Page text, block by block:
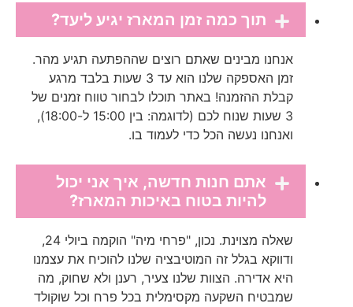
תוך כמה זמן המארז יגיע ליעד?
אנחנו מבינים שאתם רוצים שההפתעה תגיע מהר.
זמן האספקה שלנו הוא עד 3 שעות בלבד מרגע
קבלת ההזמנה! באתר תוכלו לבחור טווח זמנים של
3 שעות שנוח לכם (לדוגמה: בין 15:00 ל-18:00),
ואנחנו נעשה הכל כדי לעמוד בו.
אתם חנות חדשה, איך אני יכול
להיות בטוח באיכות המארז?
שאלה מצוינת. נכון, "פרחי מיה" הוקמה ביולי 24,
ודווקא בגלל זה המוטיבציה שלנו להוכיח את עצמנו
היא אדירה. הצוות שלנו צעיר, רענן ולא שחוק, מה
שמבטיח השקעה מקסימלית בכל פרח וכל שוקולד